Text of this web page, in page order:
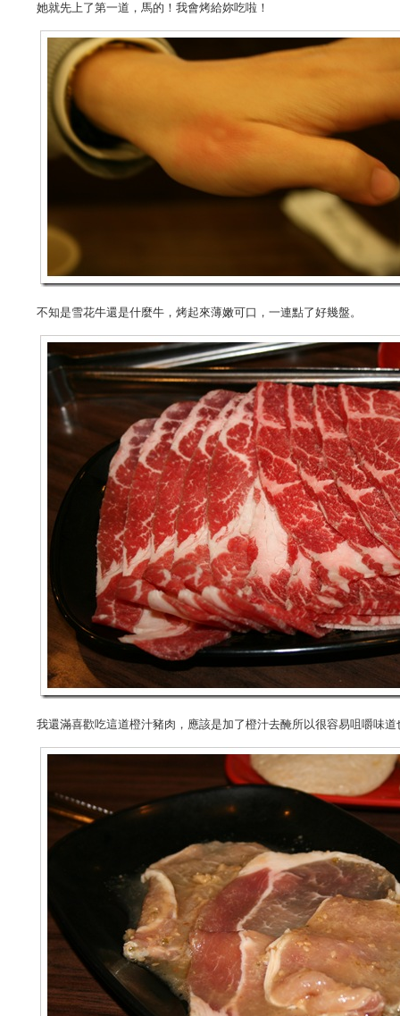
她就先上了第一道，馬的！我會烤給妳吃啦！
不知是雪花牛還是什麼牛，烤起來薄嫩可口，一連點了好幾盤。
我還滿喜歡吃這道橙汁豬肉，應該是加了橙汁去醃所以很容易咀嚼味道